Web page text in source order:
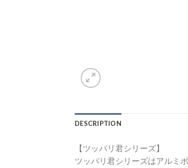
DESCRIPTION
【ツッパリ君シリーズ】
ツッパリ君シリーズはアルミ